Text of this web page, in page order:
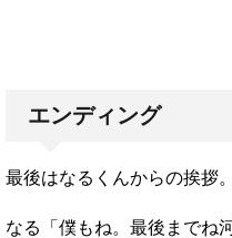
エンディング
最後はなるくんからの挨拶。
なる「僕もね。最後までね